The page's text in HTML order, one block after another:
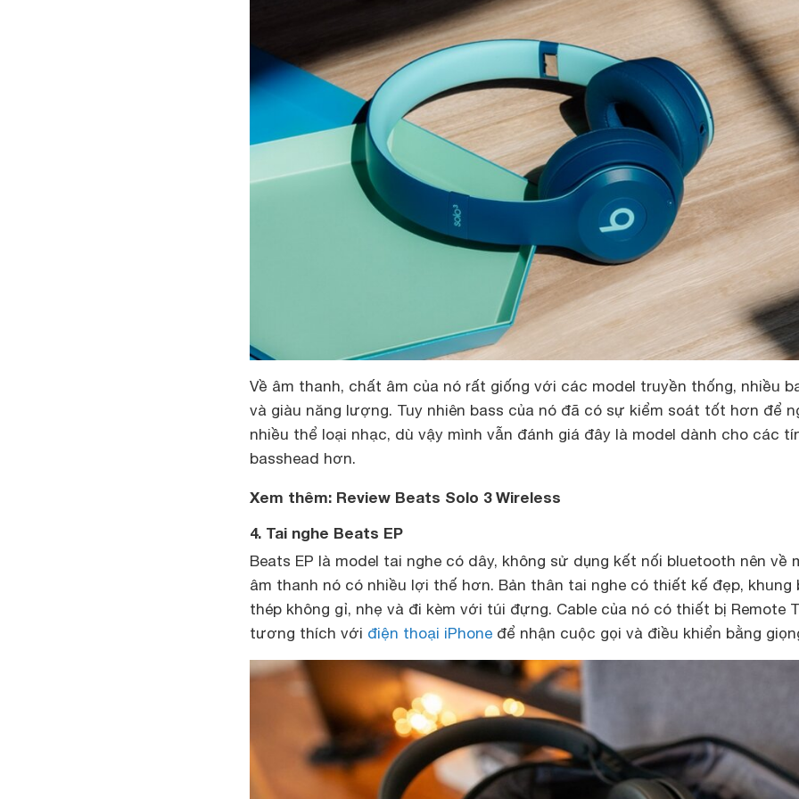
Về âm thanh, chất âm của nó rất giống với các model truyền thống, nhiều
và giàu năng lượng. Tuy nhiên bass của nó đã có sự kiểm soát tốt hơn để
nhiều thể loại nhạc, dù vậy mình vẫn đánh giá đây là model dành cho các
basshead hơn.
Xem thêm: Review Beats Solo 3 Wireless
4. Tai nghe Beats EP
Beats EP là model tai nghe có dây, không sử dụng kết nối bluetooth nên về
âm thanh nó có nhiều lợi thế hơn. Bản thân tai nghe có thiết kế đẹp, khung
thép không gỉ, nhẹ và đi kèm với túi đựng. Cable của nó có thiết bị Remote
tương thích với điện thoại iPhone để nhận cuộc gọi và điều khiển bằng